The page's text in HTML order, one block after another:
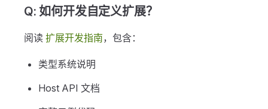
Q: 如何开发自定义扩展？
阅读 扩展开发指南，包含：
类型系统说明
Host API 文档